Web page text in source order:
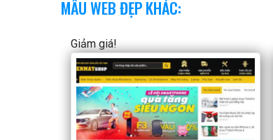
MẪU WEB ĐẸP KHÁC:
Giảm giá!